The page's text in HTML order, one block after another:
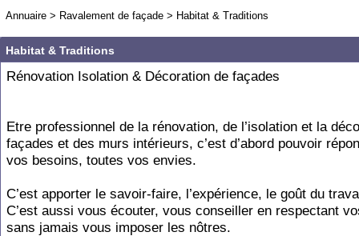
Annuaire > Ravalement de façade > Habitat & Traditions
Habitat & Traditions
Rénovation Isolation & Décoration de façades
Etre professionnel de la rénovation, de l’isolation et la
façades et des murs intérieurs, c’est d’abord pouvoir
vos besoins, toutes vos envies.
C’est apporter le savoir-faire, l’expérience, le goût du
C’est aussi vous écouter, vous conseiller en respectant
sans jamais vous imposer les nôtres.